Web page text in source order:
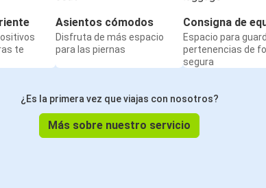
te
Asientos cómodos
Disfruta de más espacio
para las piernas
Consigna de
Espacio para
pertenencias de
segura
¿Es la primera vez que viajas con nosotros?
Más sobre nuestro servicio